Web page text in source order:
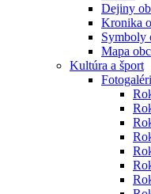
Dejiny
Kronika
Symboly
Mapa
Kultúra a šport